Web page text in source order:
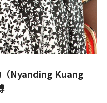
Nyanding Kuang